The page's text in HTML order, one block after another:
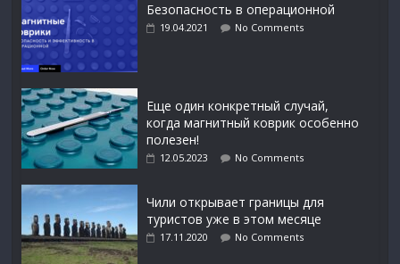
Безопасность в операционной
19.04.2021 No Comments
Еще один конкретный случай,
когда магнитный коврик особенно
полезен!
12.05.2023 No Comments
Чили открывает границы для
туристов уже в этом месяце
17.11.2020 No Comments